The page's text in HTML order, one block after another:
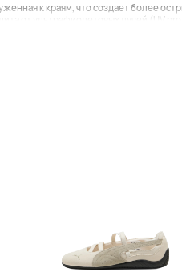
к краям, что создает более
от ультрафиолетовых лучей (UV